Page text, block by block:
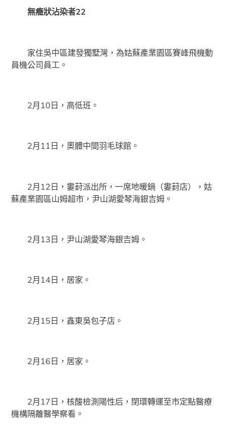
無癥狀沾染者22
家住吳中區建發獨墅灣，為姑蘇產業園區賽峰飛機動
員機公司員工。
2月10日，高低班。
2月11日，奧體中間羽毛球館。
2月12日，婁葑派出所，一席地暖鍋（婁葑店），姑
蘇產業園區山姆超市，尹山湖愛琴海銀吉姆。
2月13日，尹山湖愛琴海銀吉姆。
2月14日，居家。
2月15日，鑫東吳包子店。
2月16日，居家。
2月17日，核酸檢測陽性后，閉環轉運至市定點醫療
機構隔離醫學察看。